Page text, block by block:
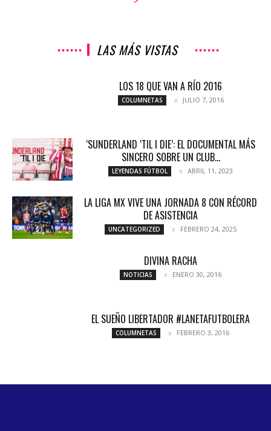
LAS MÁS VISTAS
LOS 18 QUE VAN A RÍO 2016
COLUMNETAS JULIO 7, 2016
‘SUNDERLAND ‘TIL I DIE’: EL DOCUMENTAL MÁS
SINCERO SOBRE UN CLUB...
LEYENDAS FÚTBOL ABRIL 11, 2023
LA LIGA MX VIVE UNA JORNADA 8 CON RÉCORD
DE ASISTENCIA
UNCATEGORIZED FEBRERO 24, 2025
DIVINA RACHA
NOTICIAS ENERO 30, 2016
EL SUEÑO LIBERTADOR #LANETAFUTBOLERA
COLUMNETAS FEBRERO 3, 2016